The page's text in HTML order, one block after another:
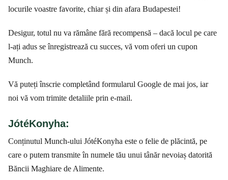
locurile voastre favorite, chiar și din afara Budapestei!
Desigur, totul nu va rămâne fără recompensă – dacă locul pe care
l-ați adus se înregistrează cu succes, vă vom oferi un cupon
Munch.
Vă puteți înscrie completând formularul Google de mai jos, iar
noi vă vom trimite detaliile prin e-mail.
JótéKonyha:
Conținutul Munch-ului JótéKonyha este o felie de plăcintă, pe
care o putem transmite în numele tău unui tânăr nevoiaș datorită
Băncii Maghiare de Alimente.